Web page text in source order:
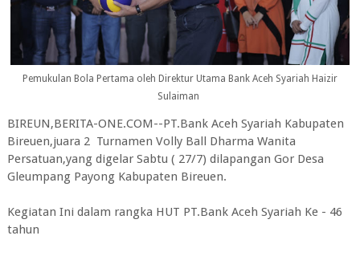
Pemukulan Bola Pertama oleh Direktur Utama Bank Aceh Syariah Haizir
Sulaiman
BIREUN,BERITA-ONE.COM--PT.Bank Aceh Syariah Kabupaten
Bireuen,juara 2 Turnamen Volly Ball Dharma Wanita
Persatuan,yang digelar Sabtu ( 27/7) dilapangan Gor Desa
Gleumpang Payong Kabupaten Bireuen.
Kegiatan Ini dalam rangka HUT PT.Bank Aceh Syariah Ke - 46
tahun